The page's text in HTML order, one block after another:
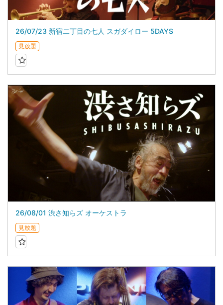
26/07/23 新宿二丁目の七人 スガダイロー 5DAYS
見放題
26/08/01 渋さ知らズ オーケストラ
見放題